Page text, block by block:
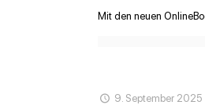
Mit den neuen
9. September 2025